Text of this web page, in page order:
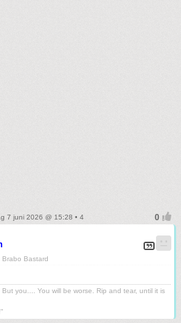
7 juni 2026 @ 15:28 • 4
Brabo Bastard
you.... You will be worse. Rip and tear, until it is